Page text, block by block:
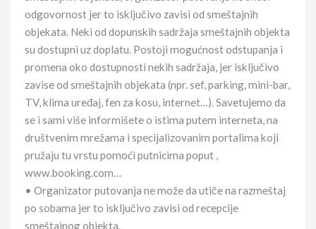
odgovornost jer to isključivo zavisi od smeštajnih
objekata. Neki od dopunskih sadržaja smeštajnih objekta
su dostupni uz doplatu. Postoji mogućnost odstupanja i
promena oko dostupnosti nekih sadržaja, jer isključivo
zavise od smeštajnih objekata (npr. sef, parking, mini-bar,
TV, klima uređaj, fen za kosu, internet…). Savetujemo da
se i sami više informišete o istima putem interneta, na
društvenim mrežama i specijalizovanim portalima koji
pružaju tu vrstu pomoći putnicima poput ,
www.booking.com…
• Organizator putovanja ne može da utiče na razmeštaj
po sobama jer to isključivo zavisi od recepcije
smeštajnog objekta.